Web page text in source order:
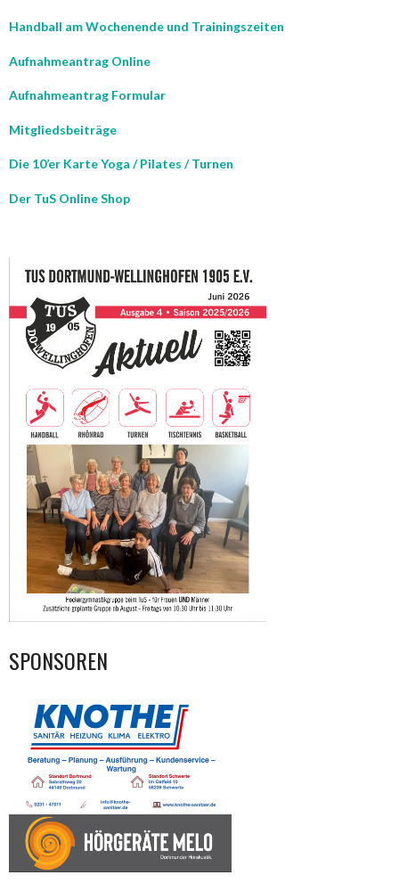
Handball am Wochenende und Trainingszeiten
Aufnahmeantrag Online
Aufnahmeantrag Formular
Mitgliedsbeiträge
Die 10’er Karte Yoga / Pilates / Turnen
Der TuS Online Shop
SPONSOREN